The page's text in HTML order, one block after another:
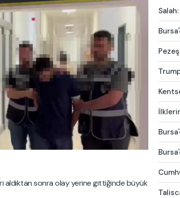
aldıktan sonra olay yerine gittiğinde büyük